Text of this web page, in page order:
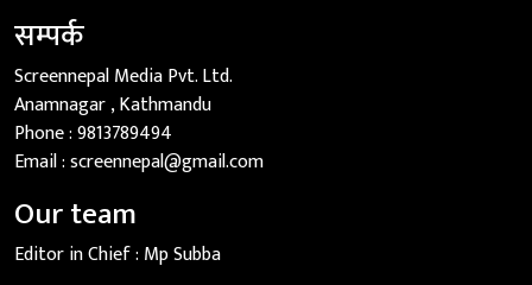
सम्पर्क
Screennepal Media Pvt. Ltd.
Anamnagar , Kathmandu
Phone :9813789494
Email :screennepal@gmail.com
Our team
Editor in Chief : Mp Subba